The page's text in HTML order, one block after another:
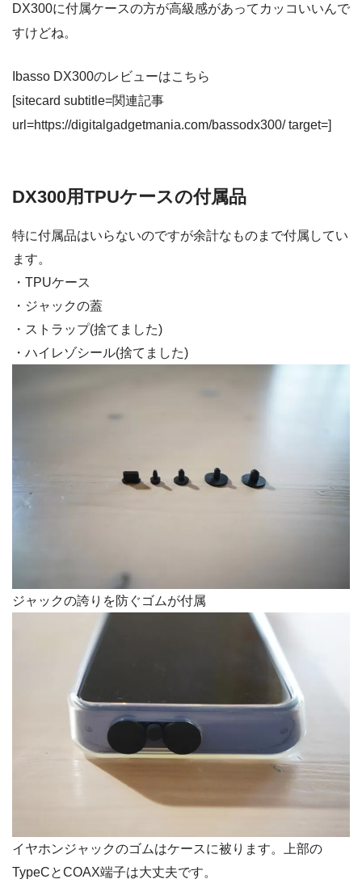
DX300に付属ケースの方が高級感があってカッコいいんで
すけどね。
Ibasso DX300のレビューはこちら
[sitecard subtitle=関連記事
url=https://digitalgadgetmania.com/bassodx300/ target=]
DX300用TPUケースの付属品
特に付属品はいらないのですが余計なものまで付属してい
ます。
・TPUケース
・ジャックの蓋
・ストラップ(捨てました)
・ハイレゾシール(捨てました)
ジャックの誇りを防ぐゴムが付属
イヤホンジャックのゴムはケースに被ります。上部の
TypeCとCOAX端子は大丈夫です。